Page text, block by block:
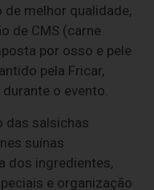
melhor qualidade,
de CMS (carne
por osso e pele
pela Fricar,
o evento.
das salsichas
suínas
dos ingredientes,
e organização